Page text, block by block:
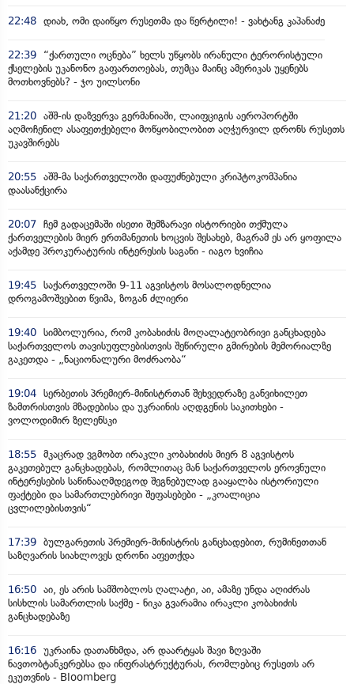
22:48 დიახ, ომი დაიწყო რუსეთმა და წერტილი! - ვახტანგ კაპანაძე
22:39
“ქართული ოცნება” ხელს უწყობს ირანული ტერორისტული
ქსელების უკანონო გაფართოებას, თუმცა მაინც ამერიკას უყენებს
მოთხოვნებს? - ჯო უილსონი
21:20 აშშ-ის დაზვერვა გერმანიაში, ლაიფციგის აეროპორტში
აღმოჩენილ ასაფეთქებელი მოწყობილობით აღჭურვილ დრონს რუსეთს
უკავშირებს
20:55 აშშ-მა საქართველოში დაფუძნებული კრიპტოკომპანია
დაასანქცირა
20:07 ჩემ გადაცემაში ისეთი შემზარავი ისტორიები თქმულა
ქართველების მიერ ერთმანეთის ხოცვის შესახებ, მაგრამ ეს არ ყოფილა
აქამდე პროკურატურის ინტერესის საგანი - იაგო ხვიჩია
19:45 საქართველოში 9-11 აგვისტოს მოსალოდნელია
დროგამოშვებით წვიმა, ზოგან ძლიერი
19:40 სიმბოლურია, რომ კობახიძის მოღალატეობრივი განცხადება
საქართველოს თავისუფლებისთვის შეწირული გმირების მემორიალზე
გაკეთდა - „ნაციონალური მოძრაობა“
19:04 სერბეთის პრემიერ-მინისტრთან შეხვედრაზე განვიხილეთ
ზამთრისთვის მზადებისა და უკრაინის აღდგენის საკითხები -
ვოლოდიმირ ზელენსკი
18:55 მკაცრად ვგმობთ ირაკლი კობახიძის მიერ 8 აგვისტოს
გაკეთებულ განცხადებას, რომლითაც მან საქართველოს ეროვნული
ინტერესების საწინააღმდეგოდ შეგნებულად გააყალბა ისტორიული
ფაქტები და სამართლებრივი შეფასებები - „კოალიცია
ცვლილებისთვის“
17:39 ბულგარეთის პრემიერ-მინისტრის განცხადებით, რუმინეთთან
საზღვარის სიახლოვეს დრონი აფეთქდა
16:50 აი, ეს არის სამშობლოს ღალატი, აი, ამაზე უნდა აღიძრას
სისხლის სამართლის საქმე - ნიკა გვარამია ირაკლი კობახიძის
განცხადებაზე
16:16 უკრაინა დათანხმდა, არ დაარტყას შავი ზღვაში
ნავთობტანკერებსა და ინფრასტრუქტურას, რომლებიც რუსეთს არ
ეკუთვნის - Bloomberg